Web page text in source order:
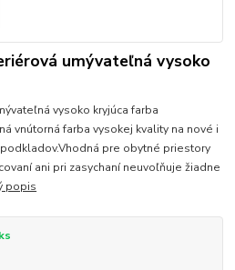
umývateľná vysoko
vysoko kryjúca farba
vnútorná farba vysokej kvality na nové i
pre obytné priestory
ani pri zasychaní neuvoľňuje žiadne
popis